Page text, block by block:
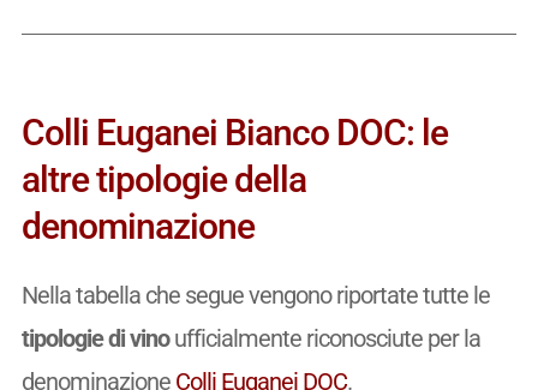
Colli Euganei Bianco DOC: le
altre tipologie della
denominazione
Nella tabella che segue vengono riportate tutte le
tipologie di vinoufficialmente riconosciute per la
denominazione Colli Euganei DOC.